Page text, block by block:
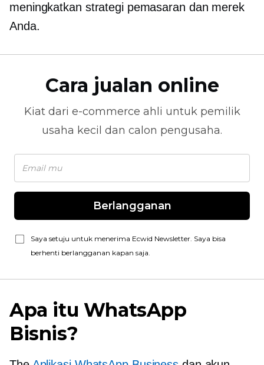
meningkatkan strategi pemasaran dan merek
Anda.
Cara jualan online
Kiat dari e-commerce ahli untuk pemilik
usaha kecil dan calon pengusaha.
Berlangganan
Saya setuju untuk menerima Ecwid Newsletter. Saya bisa
berhenti berlangganan kapan saja.
Apa itu WhatsApp
Bisnis?